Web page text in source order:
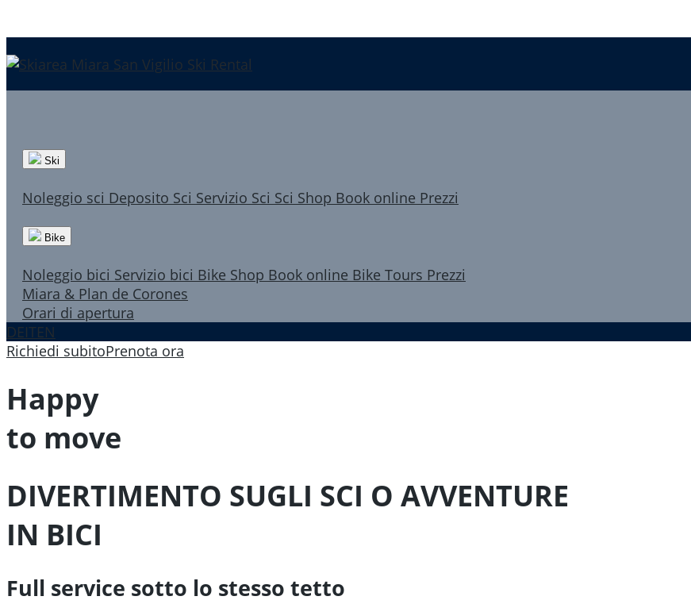
Ski
Noleggio sci Deposito Sci Servizio Sci Sci Shop Book online Prezzi
Bike
Noleggio bici Servizio bici Bike Shop Book online Bike Tours Prezzi
Miara & Plan de Corones
Orari di apertura
DEITEN
Richiedi subitoPrenota ora
Happy
to move
DIVERTIMENTO SUGLI SCI O AVVENTURE
IN BICI
Full service sotto lo stesso tetto